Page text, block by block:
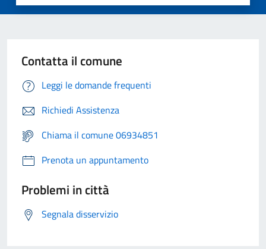
Contatta il comune
Leggi le domande frequenti
Richiedi Assistenza
Chiama il comune 06934851
Prenota un appuntamento
Problemi in città
Segnala disservizio